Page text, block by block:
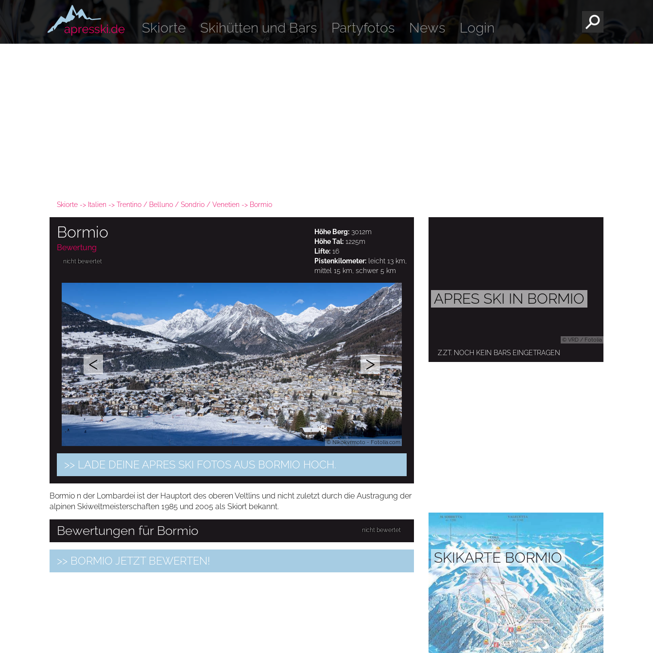
Skiorte Skihütten und Bars Partyfotos News Login
Skiorte Italien Trentino / Belluno / Sondrio / Venetien Bormio
Höhe Berg: 3012m
Höhe Tal: 1225m
Lifte: 16
Pistenkilometer: leicht 13 km,
mittel 15 km, schwer 5 km
Bormio
Bewertung
nicht bewertet
© Nikokvrmoto - Fotolia.com
< >
>> LADE DEINE APRES SKI FOTOS AUS BORMIO HOCH.
Bormio n der Lombardei ist der Hauptort des oberen Veltlins und nicht zuletzt durch die Austragung der
alpinen Skiweltmeisterschaften 1985 und 2005 als Skiort bekannt.
nicht bewertet
Bewertungen für Bormio
>> BORMIO JETZT BEWERTEN!
© VRD / Fotolia
APRES SKI IN BORMIO
Z.ZT. NOCH KEIN BARS EINGETRAGEN
SKIKARTE BORMIO